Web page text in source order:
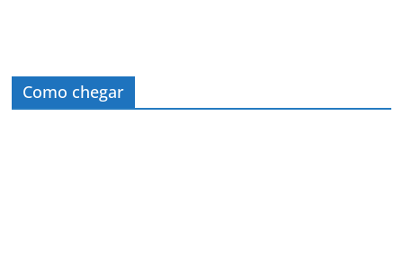
Como chegar